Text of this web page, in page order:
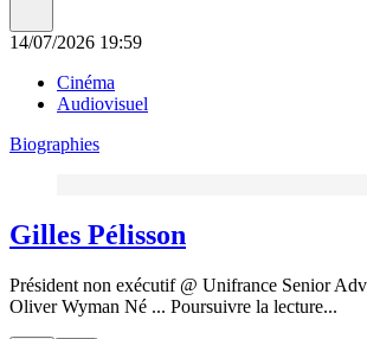
14/07/2026 19:59
Cinéma
Audiovisuel
Biographies
Gilles Pélisson
Président non exécutif @ Unifrance Senior
Oliver Wyman Né ... Poursuivre la lecture...